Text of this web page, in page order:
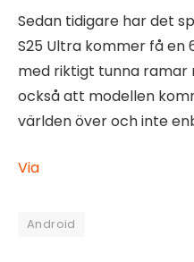
Sedan tidigare har det
S25 Ultra kommer få en
med riktigt tunna ramar
också att modellen
världen över och inte
Via
Android